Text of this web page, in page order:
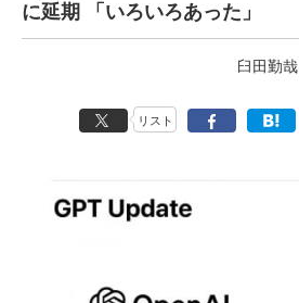
に延期 「いろいろあった」
臼田勤哉
リスト